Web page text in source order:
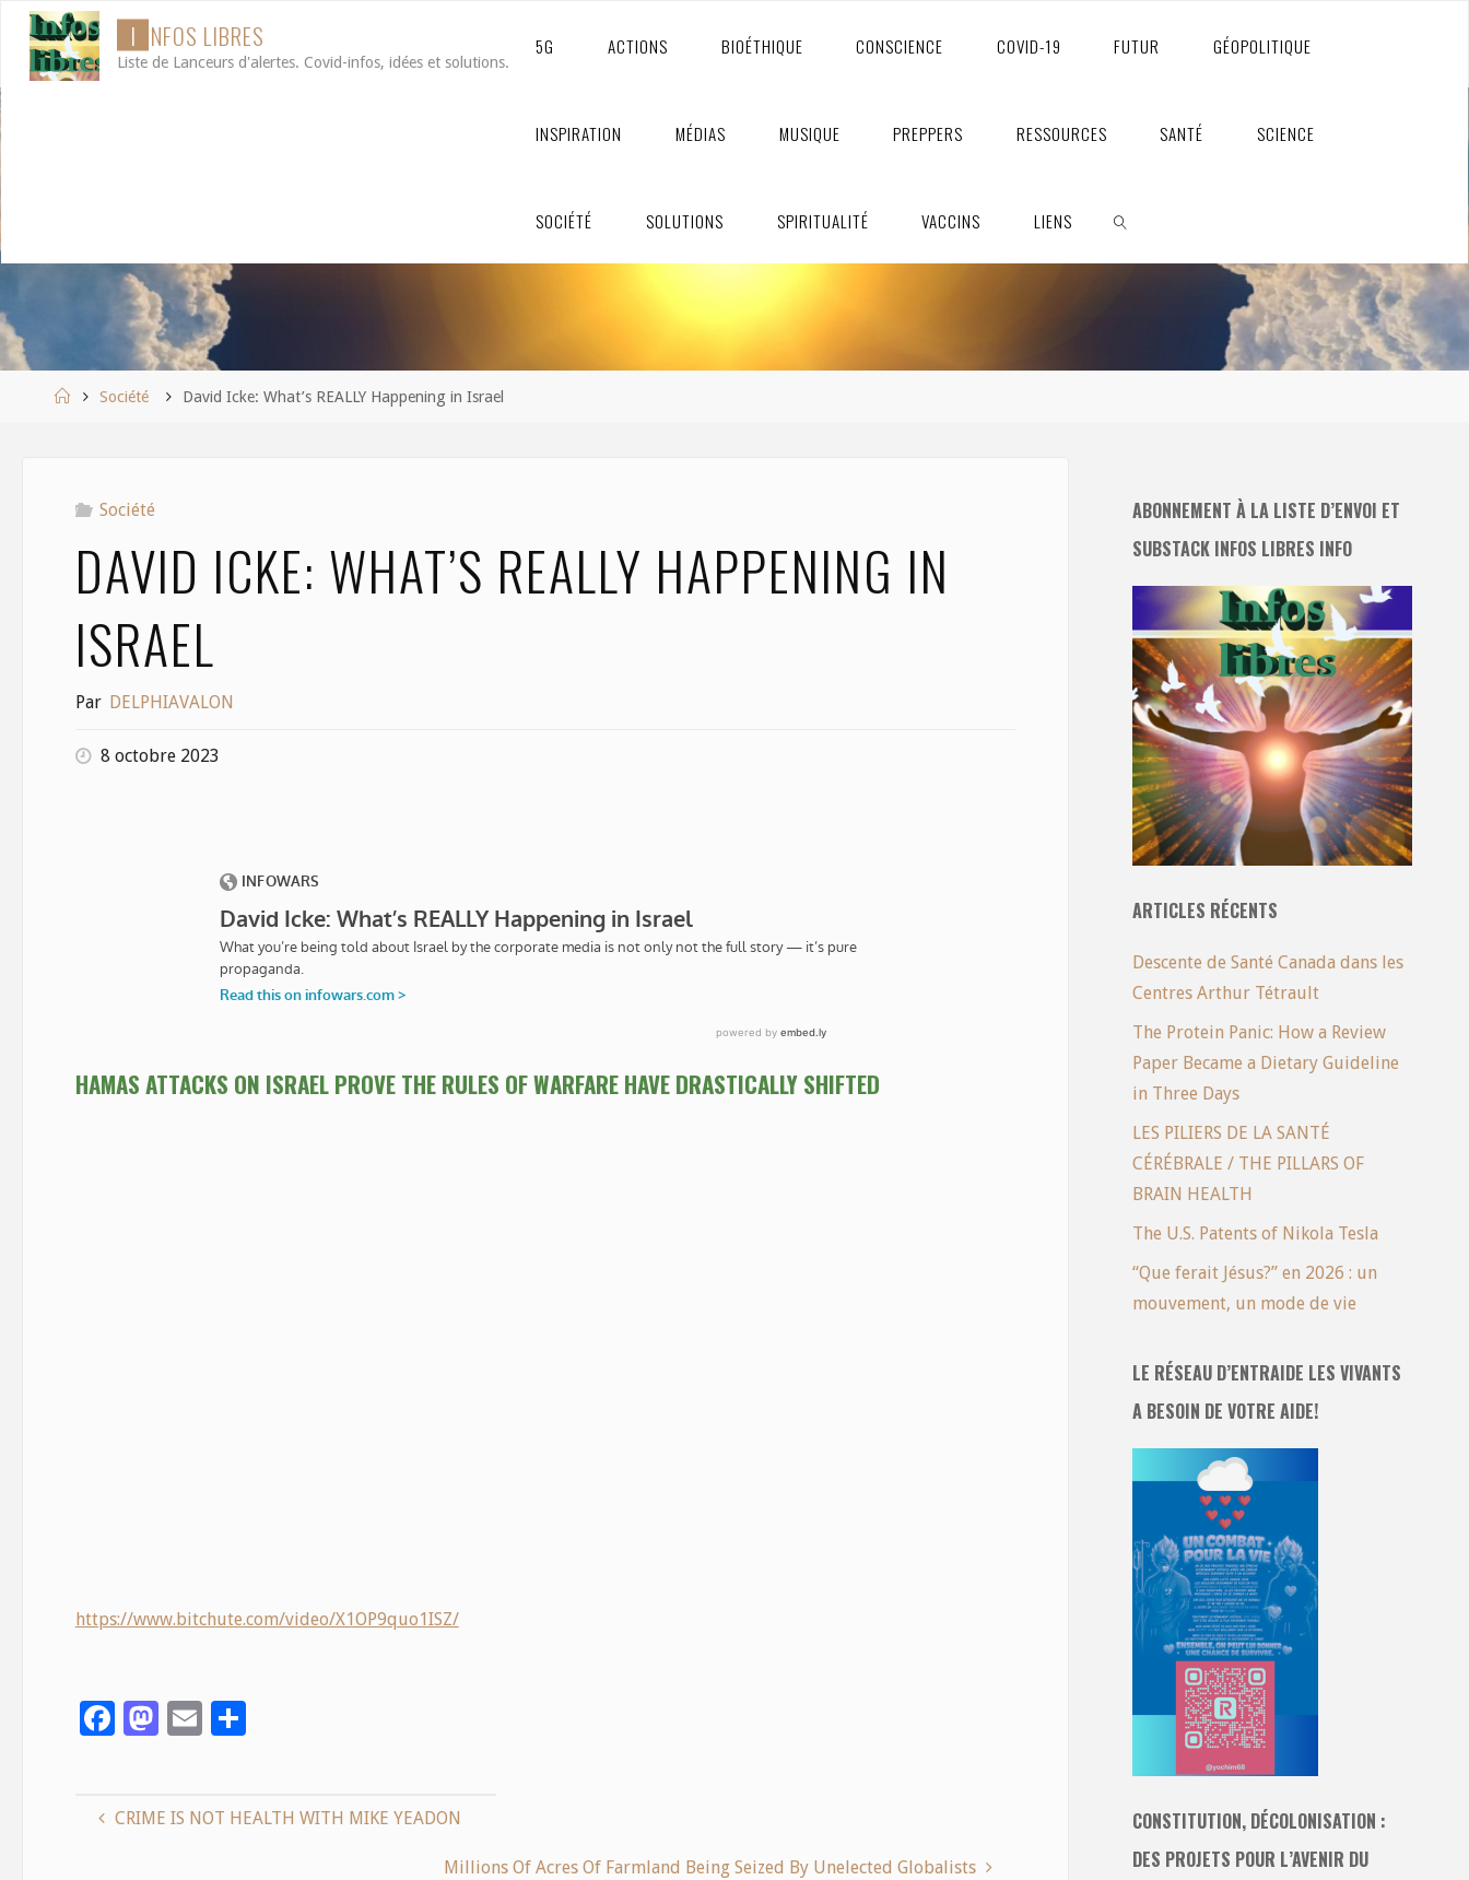
Aller
contenu
I NFOS L IBRES
Liste de Lanceurs d'alertes. Covid-infos, idées et solutions.
5G ACTIONS BIOÉTHIQUE CONSCIENCE COVID-19 FUTUR GÉOPOLITIQUE
INSPIRATION MÉDIAS MUSIQUE PREPPERS RESSOURCES SANTÉ SCIENCE
SOCIÉTÉ SOLUTIONS SPIRITUALITÉ VACCINS LIENS
AccueilSociété David Icke: What’s REALLY Happening in Israel
Société
DAVID ICKE: WHAT’S REALLY HAPPENING IN
ISRAEL
Par DELPHIAVALON
8 octobre 2023
HAMAS ATTACKS ON ISRAEL PROVE THE RULES OF WARFARE HAVE DRASTICALLY SHIFTED
https://www.bitchute.com/video/X1OP9quo1ISZ/
F
b
M
d
E
l
S
e
CRIME IS NOT HEALTH WITH MIKE YEADON
Millions Of Acres Of Farmland Being Seized By Unelected Globalists
ABONNEMENT À LA LISTE D’ENVOI ET
SUBSTACK INFOS LIBRES INFO
ARTICLES RÉCENTS
Descente de Santé Canada dans les
Centres Arthur Tétrault
The Protein Panic: How a Review
Paper Became a Dietary Guideline
in Three Days
LES PILIERS DE LA SANTÉ
CÉRÉBRALE / THE PILLARS OF
BRAIN HEALTH
The U.S. Patents of Nikola Tesla
“Que ferait Jésus?” en 2026 : un
mouvement, un mode de vie
LE RÉSEAU D’ENTRAIDE LES VIVANTS
A BESOIN DE VOTRE AIDE!
CONSTITUTION, DÉCOLONISATION :
DES PROJETS POUR L’AVENIR DU